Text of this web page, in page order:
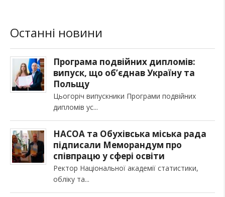
Останні новини
Програма подвійних дипломів:
випуск, що об’єднав Україну та
Польщу
Цьогоріч випускники Програми подвійних
дипломів ус
НАСОА та Обухівська міська рада
підписали Меморандум про
співпрацю у сфері освіти
Ректор Національної академії статистики,
обліку та